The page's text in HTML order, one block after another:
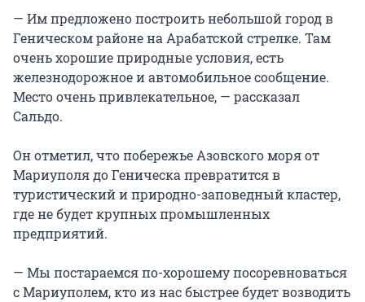
— Им предложено построить небольшой город в
Геническом районе на Арабатской стрелке. Там
очень хорошие природные условия, есть
железнодорожное и автомобильное сообщение.
Место очень привлекательное, — рассказал
Сальдо.
Он отметил, что побережье Азовского моря от
Мариуполя до Геническа превратится в
туристический и природно-заповедный кластер,
где не будет крупных промышленных
предприятий.
— Мы постараемся по-хорошему посоревноваться
с Мариуполем, кто из нас быстрее будет возводить